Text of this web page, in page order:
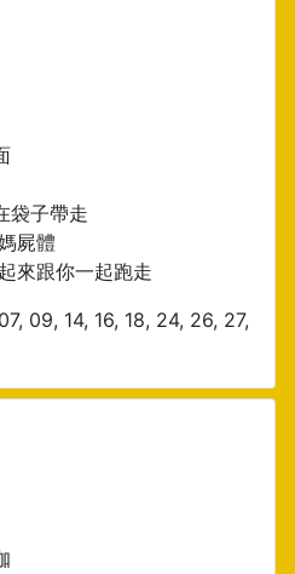
袋子帶走
屍體
來跟你一起跑走
09, 14, 16, 18, 24, 26, 27,